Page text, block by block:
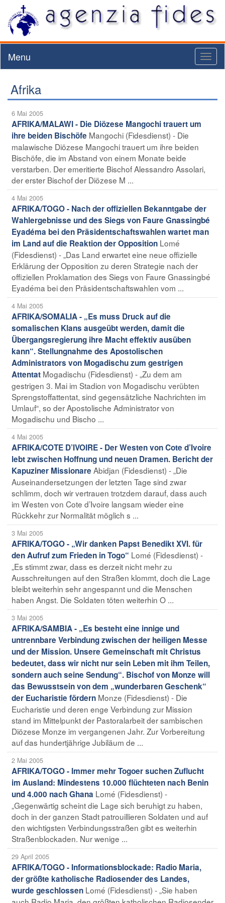
Menu
Afrika
6 Mai 2005
AFRIKA/MALAWI - Die Diözese Mangochi trauert um
ihre beiden Bischöfe Mangochi (Fidesdienst) - Die
malawische Diözese Mangochi trauert um ihre beiden
Bischöfe, die im Abstand von einem Monate beide
verstarben. Der emeritierte Bischof Alessandro Assolari,
der erster Bischof der Diözese M ...
4 Mai 2005
AFRIKA/TOGO - Nach der offiziellen Bekanntgabe der
Wahlergebnisse und des Siegs von Faure Gnassingbé
Eyadéma bei den Präsidentschaftswahlen wartet man
im Land auf die Reaktion der Opposition Lomé
(Fidesdienst) - „Das Land erwartet eine neue offizielle
Erklärung der Opposition zu deren Strategie nach der
offiziellen Proklamation des Siegs von Faure Gnassingbé
Eyadéma bei den Präsidentschaftswahlen vom ...
4 Mai 2005
AFRIKA/SOMALIA - „Es muss Druck auf die
somalischen Klans ausgeübt werden, damit die
Übergangsregierung ihre Macht effektiv ausüben
kann“. Stellungnahme des Apostolischen
Administrators von Mogadischu zum gestrigen
Attentat Mogadischu (Fidesdienst) - „Zu dem am
gestrigen 3. Mai im Stadion von Mogadischu verübten
Sprengstoffattentat, sind gegensätzliche Nachrichten im
Umlauf“, so der Apostolische Administrator von
Mogadischu und Bischo ...
4 Mai 2005
AFRIKA/COTE D’IVOIRE - Der Westen von Cote d’Ivoire
lebt zwischen Hoffnung und neuen Dramen. Bericht der
Kapuziner Missionare Abidjan (Fidesdienst) - „Die
Auseinandersetzungen der letzten Tage sind zwar
schlimm, doch wir vertrauen trotzdem darauf, dass auch
im Westen von Cote d’Ivoire langsam wieder eine
Rückkehr zur Normalität möglich s ...
3 Mai 2005
AFRIKA/TOGO - „Wir danken Papst Benedikt XVI. für
den Aufruf zum Frieden in Togo“ Lomé (Fidesdienst) -
„Es stimmt zwar, dass es derzeit nicht mehr zu
Ausschreitungen auf den Straßen klommt, doch die Lage
bleibt weiterhin sehr angespannt und die Menschen
haben Angst. Die Soldaten töten weiterhin O ...
3 Mai 2005
AFRIKA/SAMBIA - „Es besteht eine innige und
untrennbare Verbindung zwischen der heiligen Messe
und der Mission. Unsere Gemeinschaft mit Christus
bedeutet, dass wir nicht nur sein Leben mit ihm Teilen,
sondern auch seine Sendung“. Bischof von Monze will
das Bewusstsein von dem „wunderbaren Geschenk“
der Eucharistie fördern Monze (Fidesdienst) - Die
Eucharistie und deren enge Verbindung zur Mission
stand im Mittelpunkt der Pastoralarbeit der sambischen
Diözese Monze im vergangenen Jahr. Zur Vorbereitung
auf das hundertjährige Jubiläum de ...
2 Mai 2005
AFRIKA/TOGO - Immer mehr Togoer suchen Zuflucht
im Ausland: Mindestens 10.000 flüchteten nach Benin
und 4.000 nach Ghana Lomé (Fidesdienst) -
„Gegenwärtig scheint die Lage sich beruhigt zu haben,
doch in der ganzen Stadt patrouillieren Soldaten und auf
den wichtigsten Verbindungsstraßen gibt es weiterhin
Straßenblockaden. Nur wenige ...
29 April 2005
AFRIKA/TOGO - Informationsblockade: Radio Maria,
der größte katholische Radiosender des Landes,
wurde geschlossen Lomé (Fidesdienst) - „Sie haben